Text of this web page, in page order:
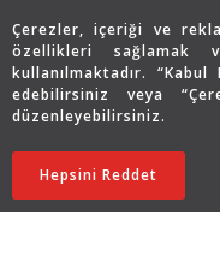
Çerezler, içeriği ve
özellikleri
kullanılmaktadır.
edebilirsiniz veya
düzenleyebilirsiniz.
Hepsini Reddet
70.417 TL
35.208TL
Copyright © 2026